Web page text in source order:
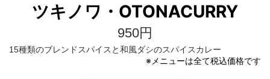
ツキノワ・OTONACURRY
950円
15種類のブレンドスパイスと和風ダシのスパイスカレー
※メニューは全て税込価格です